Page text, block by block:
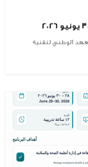
الوطني لتقنية